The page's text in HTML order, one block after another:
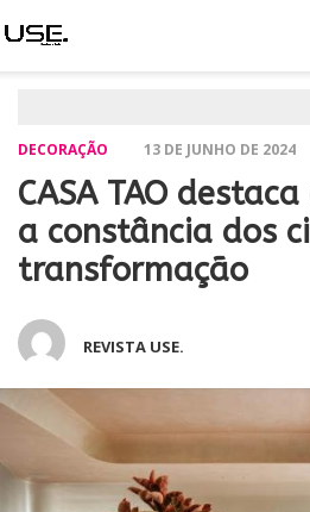
DECORAÇÃO 13 DE JUNHO DE 2024
CASA TAO
a constância dos
transformação
REVISTA USE.